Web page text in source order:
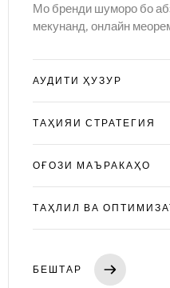
Мо бренди шуморо бо
мекунанд, онлайн
АУДИТИ ҲУЗУР
ТАҲИЯИ СТРАТЕГИЯ
ОҒОЗИ МАЪРАКАҲО
ТАҲЛИЛ ВА
БЕШТАР